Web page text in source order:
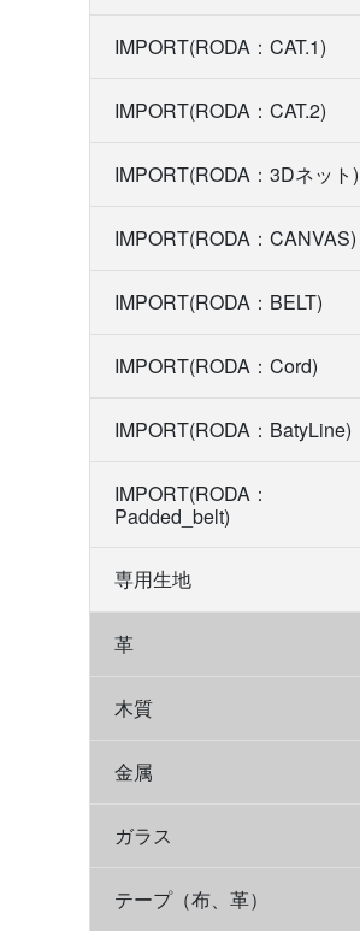
IMPORT(RODA：CAT.1)
IMPORT(RODA：CAT.2)
IMPORT(RODA：3Dネット)
IMPORT(RODA：CANVAS)
IMPORT(RODA：BELT)
IMPORT(RODA：Cord)
IMPORT(RODA：BatyLine)
IMPORT(RODA：
Padded_belt)
専用生地
革
木質
金属
ガラス
テープ（布、革）